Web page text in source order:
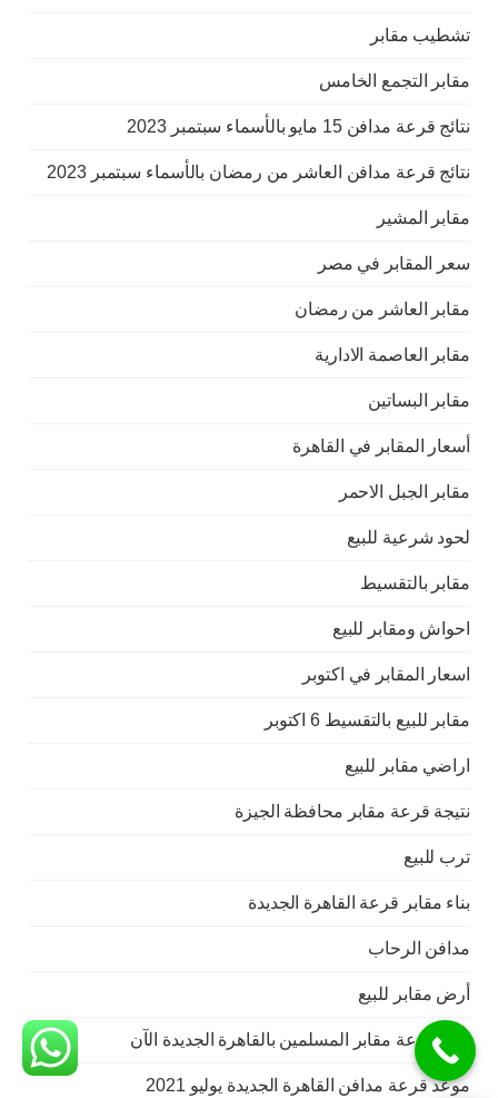
تشطيب مقابر
مقابر التجمع الخامس
نتائج قرعة مدافن 15 مايو بالأسماء سبتمبر 2023
نتائج قرعة مدافن العاشر من رمضان بالأسماء سبتمبر 2023
مقابر المشير
سعر المقابر في مصر
مقابر العاشر من رمضان
مقابر العاصمة الادارية
مقابر البساتين
أسعار المقابر في القاهرة
مقابر الجبل الاحمر
لحود شرعية للبيع
مقابر بالتقسيط
احواش ومقابر للبيع
اسعار المقابر في اكتوبر
مقابر للبيع بالتقسيط 6 اكتوبر
اراضي مقابر للبيع
نتيجة قرعة مقابر محافظة الجيزة
ترب للبيع
بناء مقابر قرعة القاهرة الجديدة
مدافن الرحاب
أرض مقابر للبيع
نتائج قرعة مقابر المسلمين بالقاهرة الجديدة الآن
موعد قرعة مدافن القاهرة الجديدة يوليو 2021